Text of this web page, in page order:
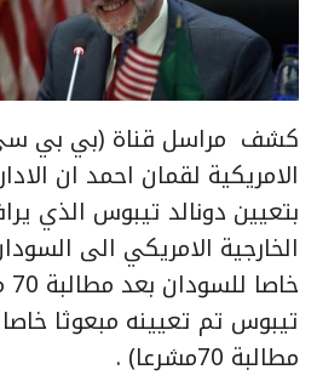
كشف مراسل قناة (بي بي سي)
الامريكية لقمان احمد ان
بتعيين دونالد تيبوس الذي
الخارجية الامريكي الى
تيبوس تم تعيينه مبعوثا
مطالبة 70مشرعا) .